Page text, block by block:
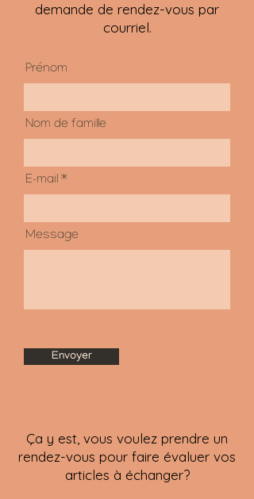
demande de rendez-vous par
courriel.
Prénom
Nom de famille
E-mail
Message
Envoyer
Ça y est, vous voulez prendre un
rendez-vous pour faire évaluer vos
articles à échanger?